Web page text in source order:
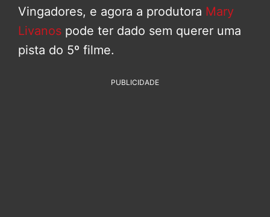
Vingadores, e agora a produtora Mary
Livanos pode ter dado sem querer uma
pista do 5º filme.
PUBLICIDADE